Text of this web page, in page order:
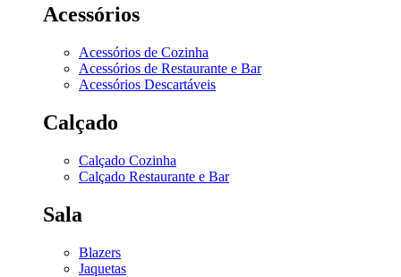
Acessórios
Acessórios de Cozinha
Acessórios de Restaurante e Bar
Acessórios Descartáveis
Calçado
Calçado Cozinha
Calçado Restaurante e Bar
Sala
Blazers
Jaquetas